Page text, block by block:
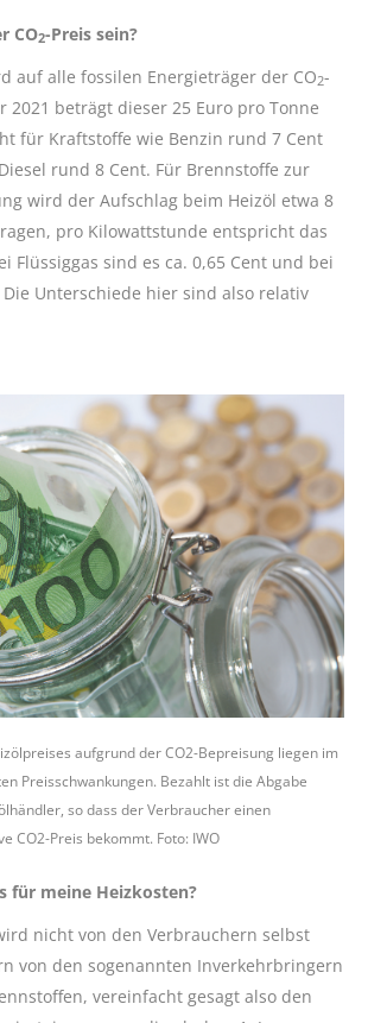
CO2-Preis sein?
auf alle fossilen Energieträger der CO2-
2021 beträgt dieser 25 Euro pro Tonne
für Kraftstoffe wie Benzin rund 7 Cent
rund 8 Cent. Für Brennstoffe zur
wird der Aufschlag beim Heizöl etwa 8
pro Kilowattstunde entspricht das
Flüssiggas sind es ca. 0,65 Cent und bei
Die Unterschiede hier sind also relativ
aufgrund der CO2-Bepreisung liegen im
Preisschwankungen. Bezahlt ist die Abgabe
so dass der Verbraucher einen
CO2-Preis bekommt. Foto: IWO
für meine Heizkosten?
nicht von den Verbrauchern selbst
von den sogenannten Inverkehrbringern
vereinfacht gesagt also den